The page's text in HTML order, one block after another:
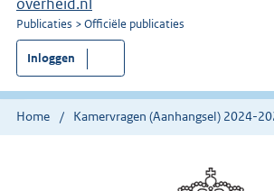
U
bent
nu
hier:
Publicaties Officiële publicaties
Inloggen
Home Kamervragen (Aanhangsel) 2024-